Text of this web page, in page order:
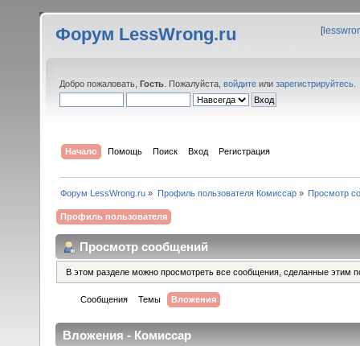
Форум LessWrong.ru [
Добро пожаловать, Гость . Пожалуйста, войдите или зарегистрируйтесь
Начало Помощь Поиск Вход Регистрация
Форум LessWrong.ru » Профиль пользователя Комиссар» Просмотр
Профиль пользователя
Просмотр сообщений
В этом разделе можно просмотреть все сообщения, сделанные этим
Сообщения Темы Вложения
Вложения - Комиссар